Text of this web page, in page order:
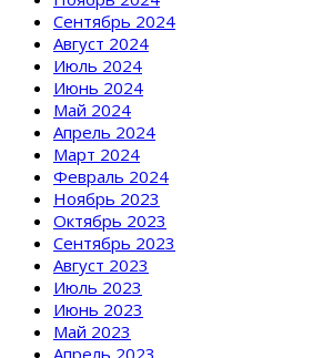
Сентябрь 2024
Август 2024
Июль 2024
Июнь 2024
Май 2024
Апрель 2024
Март 2024
Февраль 2024
Ноябрь 2023
Октябрь 2023
Сентябрь 2023
Август 2023
Июль 2023
Июнь 2023
Май 2023
Апрель 2023